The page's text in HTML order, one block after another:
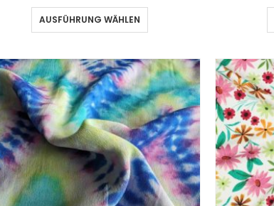
AUSFÜHRUNG WÄHLEN